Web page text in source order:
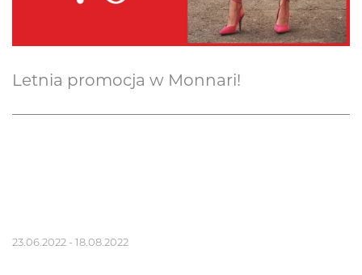
Letnia promocja w Monnari!
23.06.2022 - 18.08.2022